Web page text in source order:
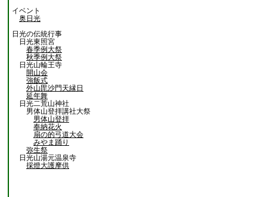
イベント
奥日光
日光の伝統行事
日光東照宮
春季例大祭
秋季例大祭
日光山輪王寺
開山会
強飯式
外山毘沙門天縁日
延年舞
日光二荒山神社
男体山登拝講社大祭
男体山登拝
奉納花火
扇の的弓道大会
みやま踊り
弥生祭
日光山湯元温泉寺
採燈大護摩供